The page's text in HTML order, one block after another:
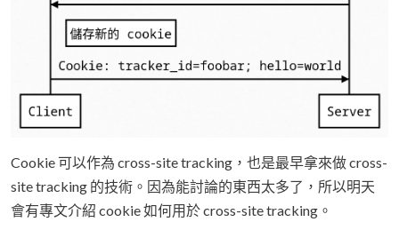
Cookie 可以作為 cross-site tracking，也是最早拿來做 cross-
site tracking 的技術。因為能討論的東西太多了，所以明天
會有專文介紹 cookie 如何用於 cross-site tracking。